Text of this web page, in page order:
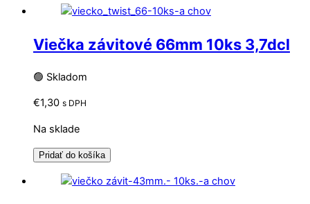
Viečka závitové 66mm 10ks 3,7dcl
🟢 Skladom
€1,30 s DPH
Na sklade
Pridať do košíka